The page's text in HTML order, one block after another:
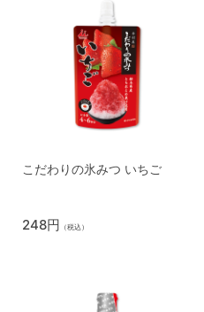
こだわりの氷みつ いちご
248円 （税込）